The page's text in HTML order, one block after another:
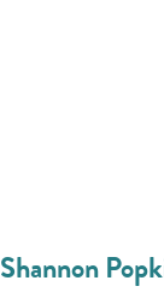
Shannon